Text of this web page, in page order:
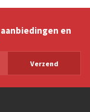
en
Verzend